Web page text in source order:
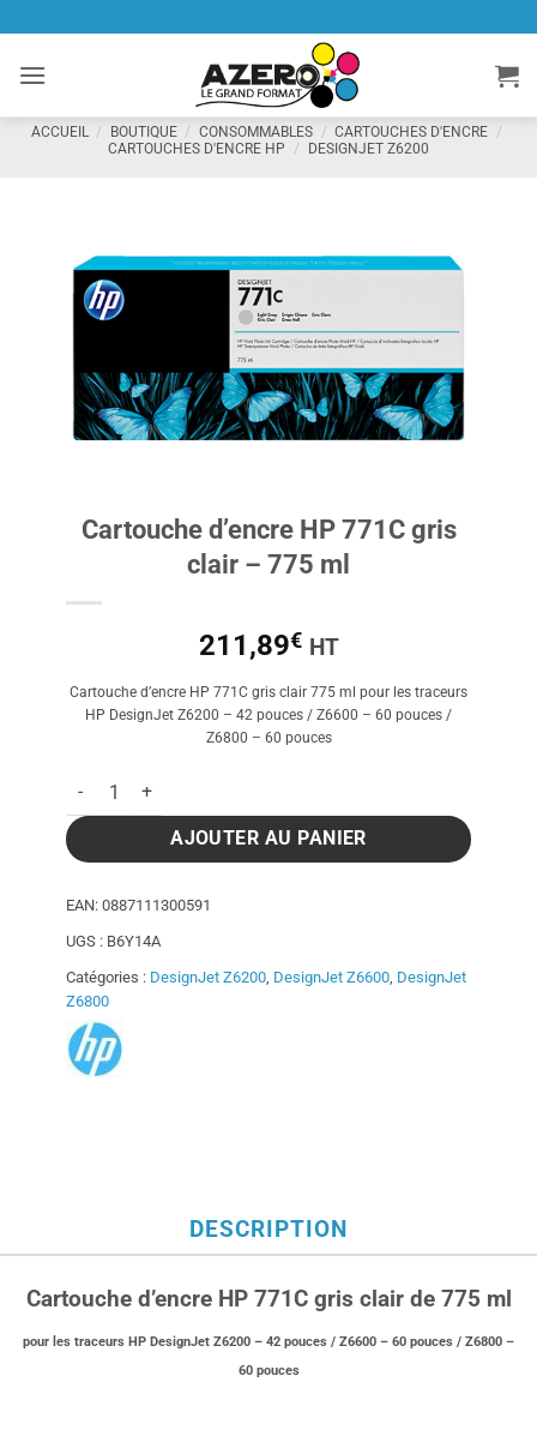
contenu
ACCUEIL / BOUTIQUE / CONSOMMABLES / CARTOUCHES D'ENCRE /
CARTOUCHES D'ENCRE HP / DESIGNJET Z6200
Cartouche d’encre HP 771C gris
clair – 775 ml
211,89€ HT
Cartouche d’encre HP 771C gris clair 775 ml pour les traceurs
HP DesignJet Z6200 – 42 pouces / Z6600 – 60 pouces /
Z6800 – 60 pouces
quantité de Cartouche d'encre HP 771C gris clair - 775 ml
AJOUTER AU PANIER
EAN: 0887111300591
UGS : B6Y14A
Catégories : DesignJet Z6200, DesignJet Z6600, DesignJet
Z6800
DESCRIPTION
Cartouche d’encre HP 771C gris clair de 775 ml
pour les traceurs HP DesignJet Z6200 – 42 pouces / Z6600 – 60 pouces / Z6800 –
60 pouces